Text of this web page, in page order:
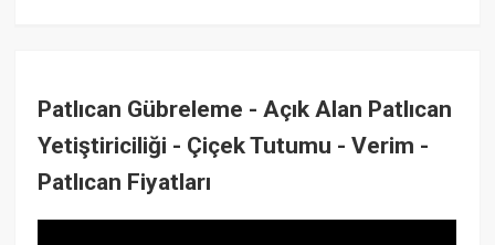
Patlıcan Gübreleme - Açık Alan Patlıcan
Yetiştiriciliği - Çiçek Tutumu - Verim -
Patlıcan Fiyatları